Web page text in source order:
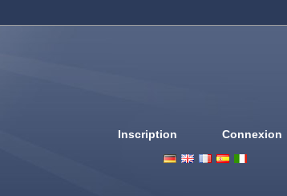
Inscription Connexion